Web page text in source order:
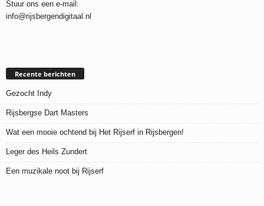
Stuur ons een e-mail:
info@rijsbergendigitaal.nl
Recente berichten
Gezocht Indy
Rijsbergse Dart Masters
Wat een mooie ochtend bij Het Rijserf in Rijsbergen!
Leger des Heils Zundert
Een muzikale noot bij Rijserf